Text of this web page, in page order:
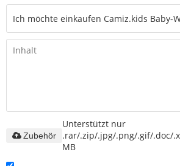
Unterstützt nur
.rar/.zip/.jpg/.png/.gif/.doc/
MB
Zubehör